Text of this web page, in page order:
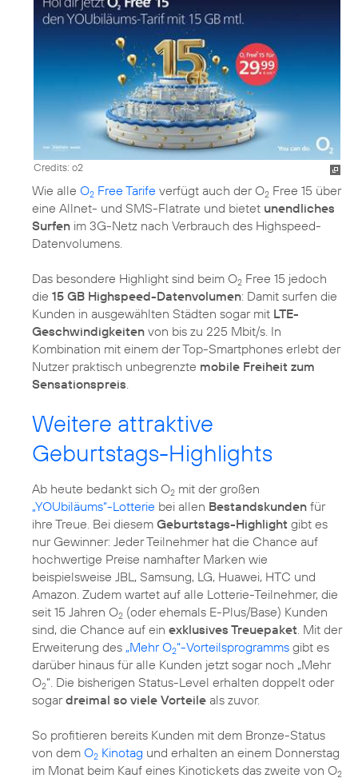
Credits: o2
Wie alle O2 Free Tarife verfügt auch der O2 Free 15 über
eine Allnet- und SMS-Flatrate und bietet unendliches
Surfen im 3G-Netz nach Verbrauch des Highspeed-
Datenvolumens.
Das besondere Highlight sind beim O2 Free 15 jedoch
die 15 GB Highspeed-Datenvolumen: Damit surfen die
Kunden in ausgewählten Städten sogar mit LTE-
Geschwindigkeiten von bis zu 225 Mbit/s. In
Kombination mit einem der Top-Smartphones erlebt der
Nutzer praktisch unbegrenzte mobile Freiheit zum
Sensationspreis.
Weitere attraktive
Geburtstags-Highlights
Ab heute bedankt sich O2 mit der großen
„YOUbiläums“-Lotterie bei allen Bestandskunden für
ihre Treue. Bei diesem Geburtstags-Highlight gibt es
nur Gewinner: Jeder Teilnehmer hat die Chance auf
hochwertige Preise namhafter Marken wie
beispielsweise JBL, Samsung, LG, Huawei, HTC und
Amazon. Zudem wartet auf alle Lotterie-Teilnehmer, die
seit 15 Jahren O2 (oder ehemals E-Plus/Base) Kunden
sind, die Chance auf ein exklusives Treuepaket. Mit der
Erweiterung des „Mehr O2“-Vorteilsprogramms gibt es
darüber hinaus für alle Kunden jetzt sogar noch „Mehr
O2“. Die bisherigen Status-Level erhalten doppelt oder
sogardreimal so viele Vorteile als zuvor.
So profitieren bereits Kunden mit dem Bronze-Status
von dem O2 Kinotag und erhalten an einem Donnerstag
im Monat beim Kauf eines Kinotickets das zweite von O2